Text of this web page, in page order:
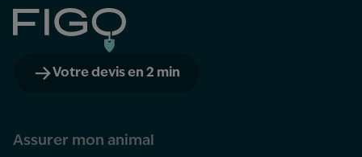
Figo
Votre devis en 2 min
Assurer mon animal